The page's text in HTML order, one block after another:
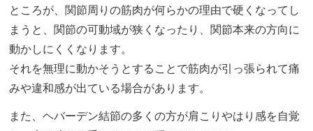
ところが、関節周りの筋肉が何らかの理由で硬くなってし
まうと、関節の可動域が狭くなったり、関節本来の方向に
動かしにくくなります。
それを無理に動かそうとすることで筋肉が引っ張られて痛
みや違和感が出ている場合があります。
また、ヘバーデン結節の多くの方が肩こりやはり感を自覚